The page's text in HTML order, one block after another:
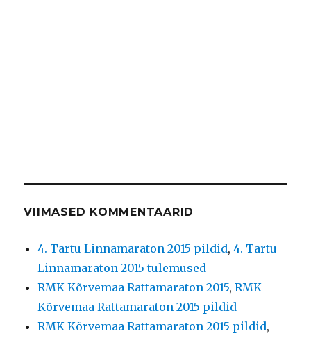
VIIMASED KOMMENTAARID
4. Tartu Linnamaraton 2015 pildid,4. Tartu
Linnamaraton 2015 tulemused
RMK Kõrvemaa Rattamaraton 2015,RMK
Kõrvemaa Rattamaraton 2015 pildid
RMK Kõrvemaa Rattamaraton 2015 pildid,